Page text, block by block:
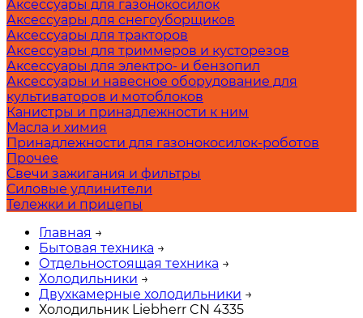
Аксессуары для газонокосилок
Аксессуары для снегоуборщиков
Аксессуары для тракторов
Аксессуары для триммеров и кусторезов
Аксессуары для электро- и бензопил
Аксессуары и навесное оборудование для
культиваторов и мотоблоков
Канистры и принадлежности к ним
Масла и химия
Принадлежности для газонокосилок-роботов
Прочее
Свечи зажигания и фильтры
Силовые удлинители
Тележки и прицепы
Главная →
Бытовая техника →
Отдельностоящая техника →
Холодильники →
Двухкамерные холодильники →
Холодильник Liebherr CN 4335